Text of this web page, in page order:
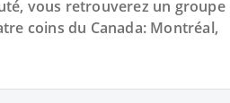
vous retrouverez un groupe
coins du Canada: Montréal,